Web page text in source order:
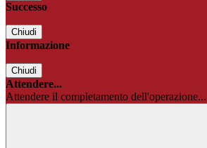
Successo
Chiudi
Informazione
Chiudi
Attendere...
Attendere il completamento dell'operazione...